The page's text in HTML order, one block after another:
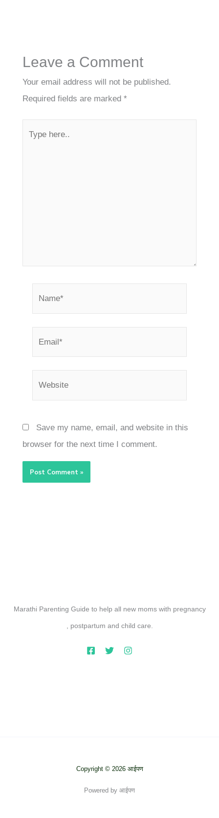
Leave a Comment
Your email address will not be published.
Required fields are marked *
Save my name, email, and website in this
browser for the next time I comment.
Marathi Parenting Guide to help all new moms with pregnancy
, postpartum and child care.
Copyright © 2026 आईपण
Powered by आईपण